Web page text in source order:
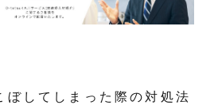
ぼしてしまった際の対処法